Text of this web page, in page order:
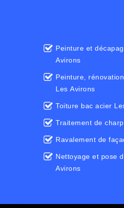
Peinture et
Avirons
Peinture,
Les Avirons
Toiture bac acier
Traitement de
Ravalement de
Nettoyage et pose
Avirons